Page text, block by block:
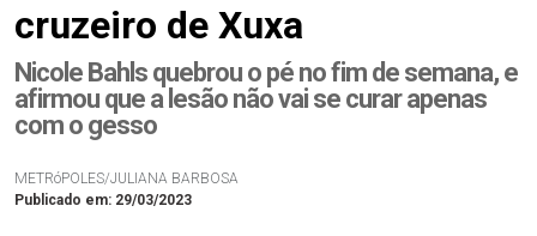
cruzeiro de Xuxa
Nicole Bahls quebrou o pé no fim de semana, e
afirmou que a lesão não vai se curar apenas
com o gesso
METRóPOLES/JULIANA BARBOSA
Publicado em: 29/03/2023